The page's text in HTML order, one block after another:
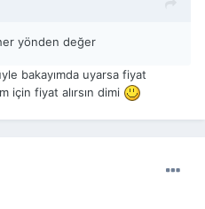
yönden değer
bakayımda uyarsa fiyat
için fiyat alırsın dimi